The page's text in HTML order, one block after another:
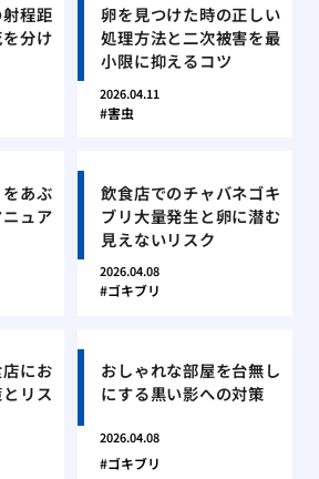
程距
分け
卵を見つけた時の正しい
処理方法と二次被害を最
小限に抑えるコツ
2026.04.11
害虫
あぶ
ュア
飲食店でのチャバネゴキ
ブリ大量発生と卵に潜む
見えないリスク
2026.04.08
ゴキブリ
にお
リス
おしゃれな部屋を台無し
にする黒い影への対策
2026.04.08
ゴキブリ